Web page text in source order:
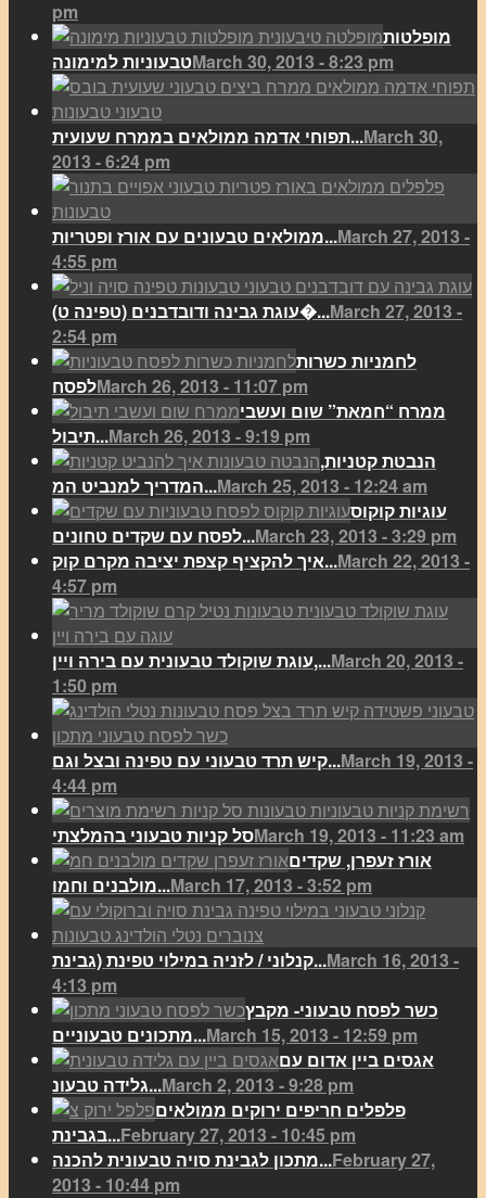
pm
מופלטות
טבעוניות למימונהMarch 30, 2013 - 8:23 pm
תפוחי אדמה ממולאים בממרח שעועית...March 30,
2013 - 6:24 pm
ממולאים טבעונים עם אורז ופטריות...March 27, 2013 -
4:55 pm
(עוגת גבינה ודובדבנים (טפינה ט�...March 27, 2013 -
2:54 pm
לחמניות כשרות
לפסחMarch 26, 2013 - 11:07 pm
ממרח “חמאת” שום ועשבי
תיבול...March 26, 2013 - 9:19 pm
הנבטת קטניות,
המדריך למנביט המ...March 25, 2013 - 12:24 am
עוגיות קוקוס
לפסח עם שקדים טחונים...March 23, 2013 - 3:29 pm
איך להקציף קצפת יציבה מקרם קוק...March 22, 2013 -
4:57 pm
עוגת שוקולד טבעונית עם בירה ויין,...March 20, 2013 -
1:50 pm
קיש תרד טבעוני עם טפינה ובצל וגם...March 19, 2013 -
4:44 pm
סל קניות טבעוני בהמלצתיMarch 19, 2013 - 11:23 am
אורז זעפרן, שקדים
מולבנים וחמו...March 17, 2013 - 3:52 pm
קנלוני / לזניה במילוי טפינת (גבינת...March 16, 2013 -
4:13 pm
כשר לפסח טבעוני- מקבץ
מתכונים טבעוניים...March 15, 2013 - 12:59 pm
אגסים ביין אדום עם
גלידה טבעונ...March 2, 2013 - 9:28 pm
פלפלים חריפים ירוקים ממולאים
בגבינת...February 27, 2013 - 10:45 pm
מתכון לגבינת סויה טבעונית להכנה...February 27,
2013 - 10:44 pm